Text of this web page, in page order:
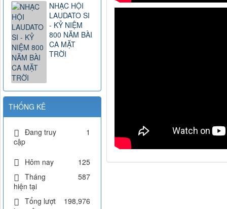
NHẠC HỘI
LAUDATO SI
- KỶ NIỆM
800 NĂM BÀI
CA MẶT
TRỜI
THỐNG KÊ
Đang truy
cập
1
Hôm nay
125
Tháng
hiện tại
587
Tổng lượt
198,976